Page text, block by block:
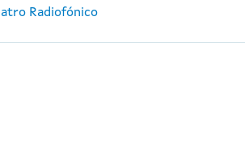
Radiofónico